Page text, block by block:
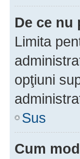
De ce
Limita
opţiuni
Sus
Cum